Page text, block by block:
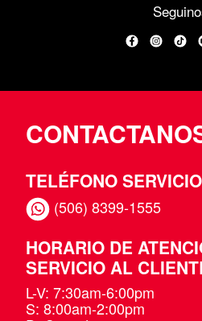
Facebook
TELÉFONO
(506) 8399-1555
HORARIO DE
SERVICIO AL
L-V: 7:30am-6:00pm
S: 8:00am-2:00pm